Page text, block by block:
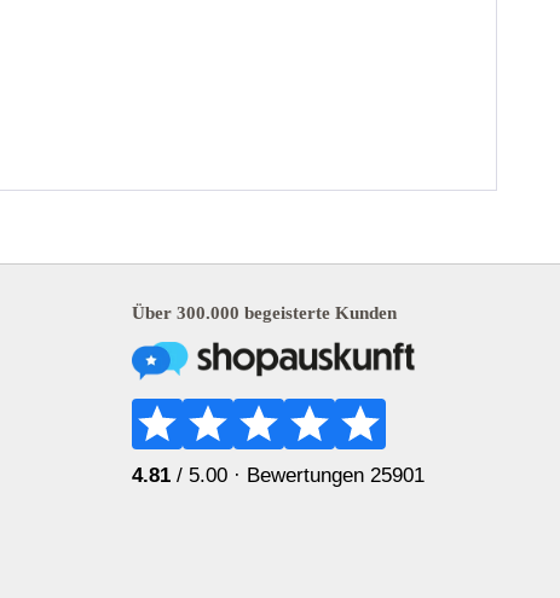
Über 300.000 begeisterte Kunden
4.81 / 5.00 · Bewertungen 25901